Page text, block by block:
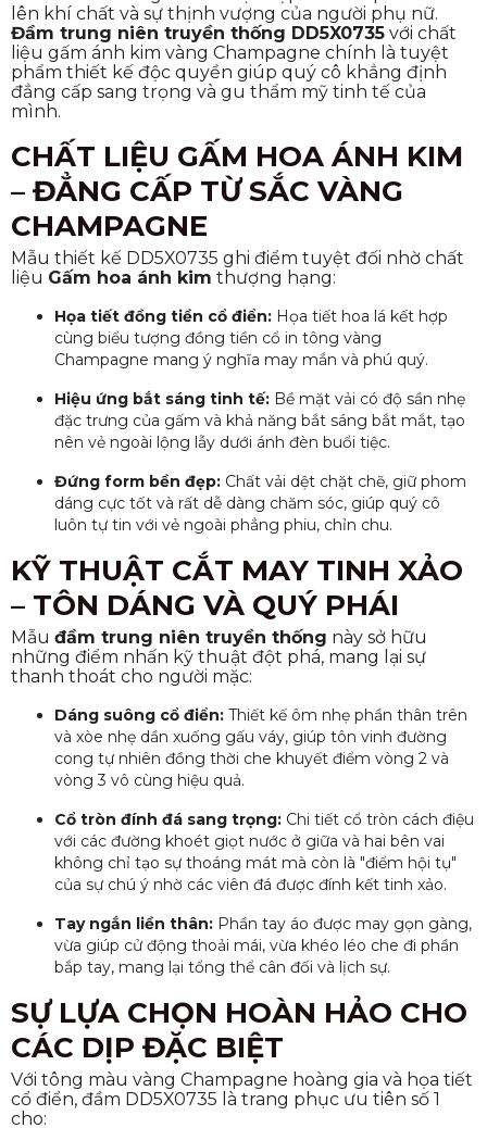
lên khí chất và sự thịnh vượng của người phụ nữ.
Đầm trung niên truyền thống DD5X0735 với chất
liệu gấm ánh kim vàng Champagne chính là tuyệt
phẩm thiết kế độc quyền giúp quý cô khẳng định
đẳng cấp sang trọng và gu thẩm mỹ tinh tế của
mình.
CHẤT LIỆU GẤM HOA ÁNH KIM
– ĐẲNG CẤP TỪ SẮC VÀNG
CHAMPAGNE
Mẫu thiết kế DD5X0735 ghi điểm tuyệt đối nhờ chất
liệu Gấm hoa ánh kim thượng hạng:
Họa tiết đồng tiền cổ điển: Họa tiết hoa lá kết hợp
cùng biểu tượng đồng tiền cổ in tông vàng
Champagne mang ý nghĩa may mắn và phú quý.
Hiệu ứng bắt sáng tinh tế: Bề mặt vải có độ sần nhẹ
đặc trưng của gấm và khả năng bắt sáng bắt mắt, tạo
nên vẻ ngoài lộng lẫy dưới ánh đèn buổi tiệc.
Đứng form bền đẹp: Chất vải dệt chặt chẽ, giữ phom
dáng cực tốt và rất dễ dàng chăm sóc, giúp quý cô
luôn tự tin với vẻ ngoài phẳng phiu, chỉn chu.
KỸ THUẬT CẮT MAY TINH XẢO
– TÔN DÁNG VÀ QUÝ PHÁI
Mẫu đầm trung niên truyền thống này sở hữu
những điểm nhấn kỹ thuật đột phá, mang lại sự
thanh thoát cho người mặc:
Dáng suông cổ điển: Thiết kế ôm nhẹ phần thân trên
và xòe nhẹ dần xuống gấu váy, giúp tôn vinh đường
cong tự nhiên đồng thời che khuyết điểm vòng 2 và
vòng 3 vô cùng hiệu quả.
Cổ tròn đính đá sang trọng: Chi tiết cổ tròn cách điệu
với các đường khoét giọt nước ở giữa và hai bên vai
không chỉ tạo sự thoáng mát mà còn là "điểm hội tụ"
của sự chú ý nhờ các viên đá được đính kết tinh xảo.
Tay ngắn liền thân: Phần tay áo được may gọn gàng,
vừa giúp cử động thoải mái, vừa khéo léo che đi phần
bắp tay, mang lại tổng thể cân đối và lịch sự.
SỰ LỰA CHỌN HOÀN HẢO CHO
CÁC DỊP ĐẶC BIỆT
Với tông màu vàng Champagne hoàng gia và họa tiết
cổ điển, đầm DD5X0735 là trang phục ưu tiên số 1
cho: